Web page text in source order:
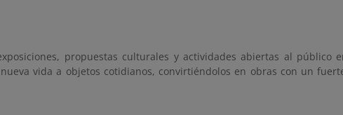
propuestas culturales y actividades abiertas al público
vida a objetos cotidianos, convirtiéndolos en obras con un